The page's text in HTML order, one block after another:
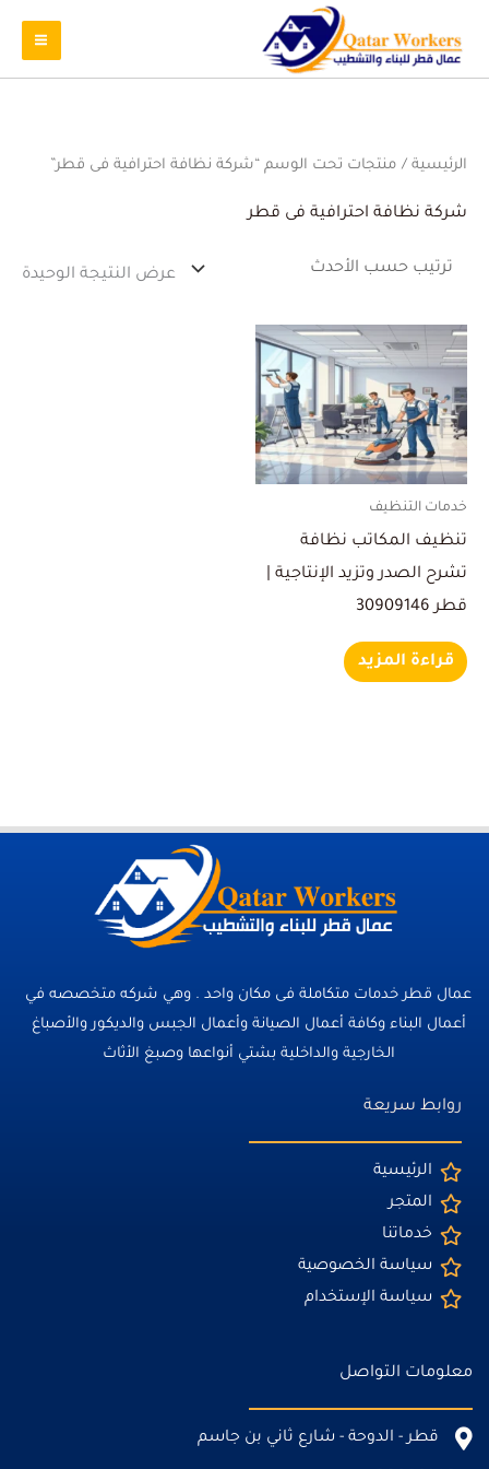
الرئيسية / منتجات تحت الوسم “شركة نظافة احترافية فى قطر”
شركة نظافة احترافية فى قطر
عرض النتيجة الوحيدة
خدمات التنظيف
تنظيف المكاتب نظافة
تشرح الصدر وتزيد الإنتاجية |
قطر 30909146
قراءة المزيد
عمال قطر خدمات متكاملة فى مكان واحد . وهي شركه متخصصه في
أعمال البناء وكافة أعمال الصيانة وأعمال الجبس والديكور والأصباغ
الخارجية والداخلية بشتي أنواعها وصبغ الأثاث
روابط سريعة
الرئيسية
المتجر
خدماتنا
سياسة الخصوصية
سياسة الإستخدام
معلومات التواصل
قطر - الدوحة - شارع ثاني بن جاسم